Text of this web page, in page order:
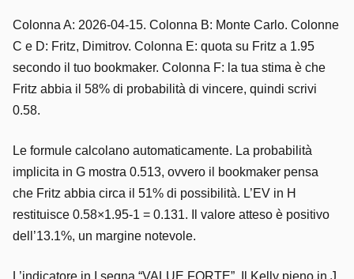
Colonna A: 2026-04-15. Colonna B: Monte Carlo. Colonne
C e D: Fritz, Dimitrov. Colonna E: quota su Fritz a 1.95
secondo il tuo bookmaker. Colonna F: la tua stima è che
Fritz abbia il 58% di probabilità di vincere, quindi scrivi
0.58.
Le formule calcolano automaticamente. La probabilità
implicita in G mostra 0.513, ovvero il bookmaker pensa
che Fritz abbia circa il 51% di possibilità. L’EV in H
restituisce 0.58×1.95-1 = 0.131. Il valore atteso è positivo
dell’13.1%, un margine notevole.